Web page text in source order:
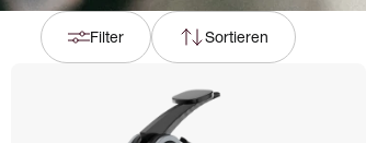
Filter Sortieren